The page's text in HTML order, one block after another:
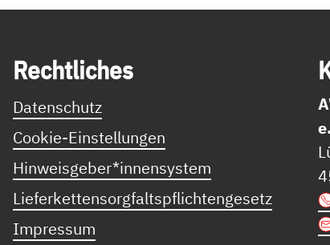
Recht­li­ches
Datenschutz
Cookie-Einstellungen
Hinweisgeber*innensystem
Lieferkettensorgfaltspflichtengesetz
Impressum